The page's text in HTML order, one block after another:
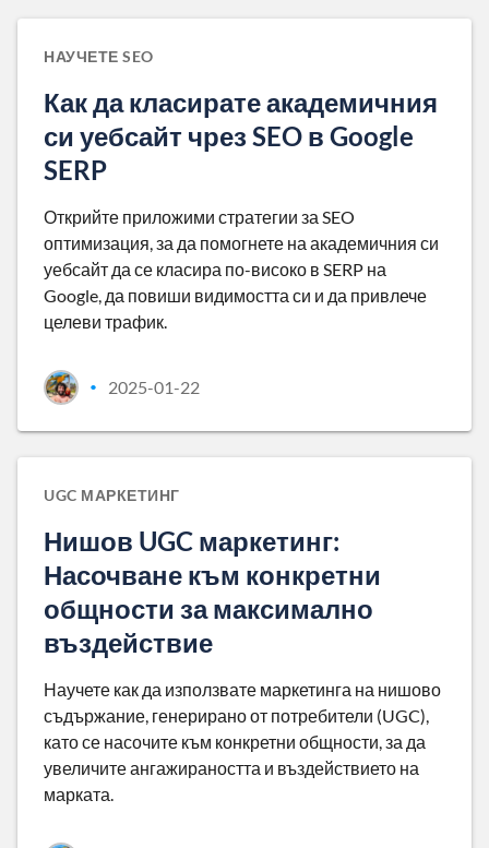
НАУЧЕТЕ SEO
Как да класирате академичния
си уебсайт чрез SEO в Google
SERP
Открийте приложими стратегии за SEO
оптимизация, за да помогнете на академичния си
уебсайт да се класира по-високо в SERP на
Google, да повиши видимостта си и да привлече
целеви трафик.
• 2025-01-22
UGC МАРКЕТИНГ
Нишов UGC маркетинг:
Насочване към конкретни
общности за максимално
въздействие
Научете как да използвате маркетинга на нишово
съдържание, генерирано от потребители (UGC),
като се насочите към конкретни общности, за да
увеличите ангажираността и въздействието на
марката.